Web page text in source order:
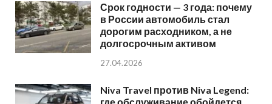
Срок годности — 3 года: почему
в России автомобиль стал
дорогим расходником, а не
долгосрочным активом
27.04.2026
Niva Travel против Niva Legend:
где обслуживание обойдется